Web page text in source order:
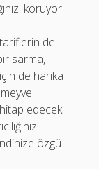
koruyor.
de
sarma,
de harika
edecek
özgü